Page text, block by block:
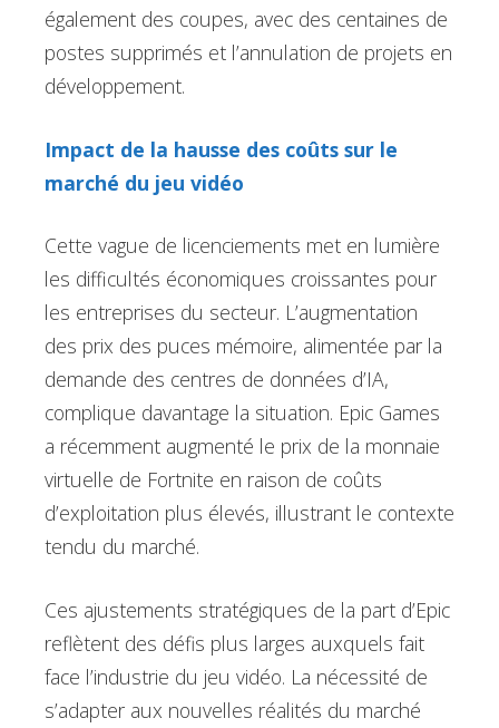
également des coupes, avec des centaines de
postes supprimés et l’annulation de projets en
développement.
Impact de la hausse des coûts sur le
marché du jeu vidéo
Cette vague de licenciements met en lumière
les difficultés économiques croissantes pour
les entreprises du secteur. L’augmentation
des prix des puces mémoire, alimentée par la
demande des centres de données d’IA,
complique davantage la situation. Epic Games
a récemment augmenté le prix de la monnaie
virtuelle de Fortnite en raison de coûts
d’exploitation plus élevés, illustrant le contexte
tendu du marché.
Ces ajustements stratégiques de la part d’Epic
reflètent des défis plus larges auxquels fait
face l’industrie du jeu vidéo. La nécessité de
s’adapter aux nouvelles réalités du marché